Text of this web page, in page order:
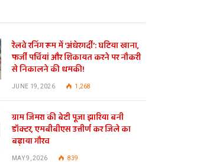
रेलवे रनिंग रूम में ‘अंधेरगर्दी’: घटिया खाना,
फर्जी पर्चियां और शिकायत करने पर नौकरी
से निकालने की धमकी!
JUNE 19, 2026 1,268
ग्राम जिमरा की बेटी पूजा झारिया बनी
डॉक्टर, एमबीबीएस उत्तीर्ण कर जिले का
बढ़ाया गौरव
MAY 9, 2026 839